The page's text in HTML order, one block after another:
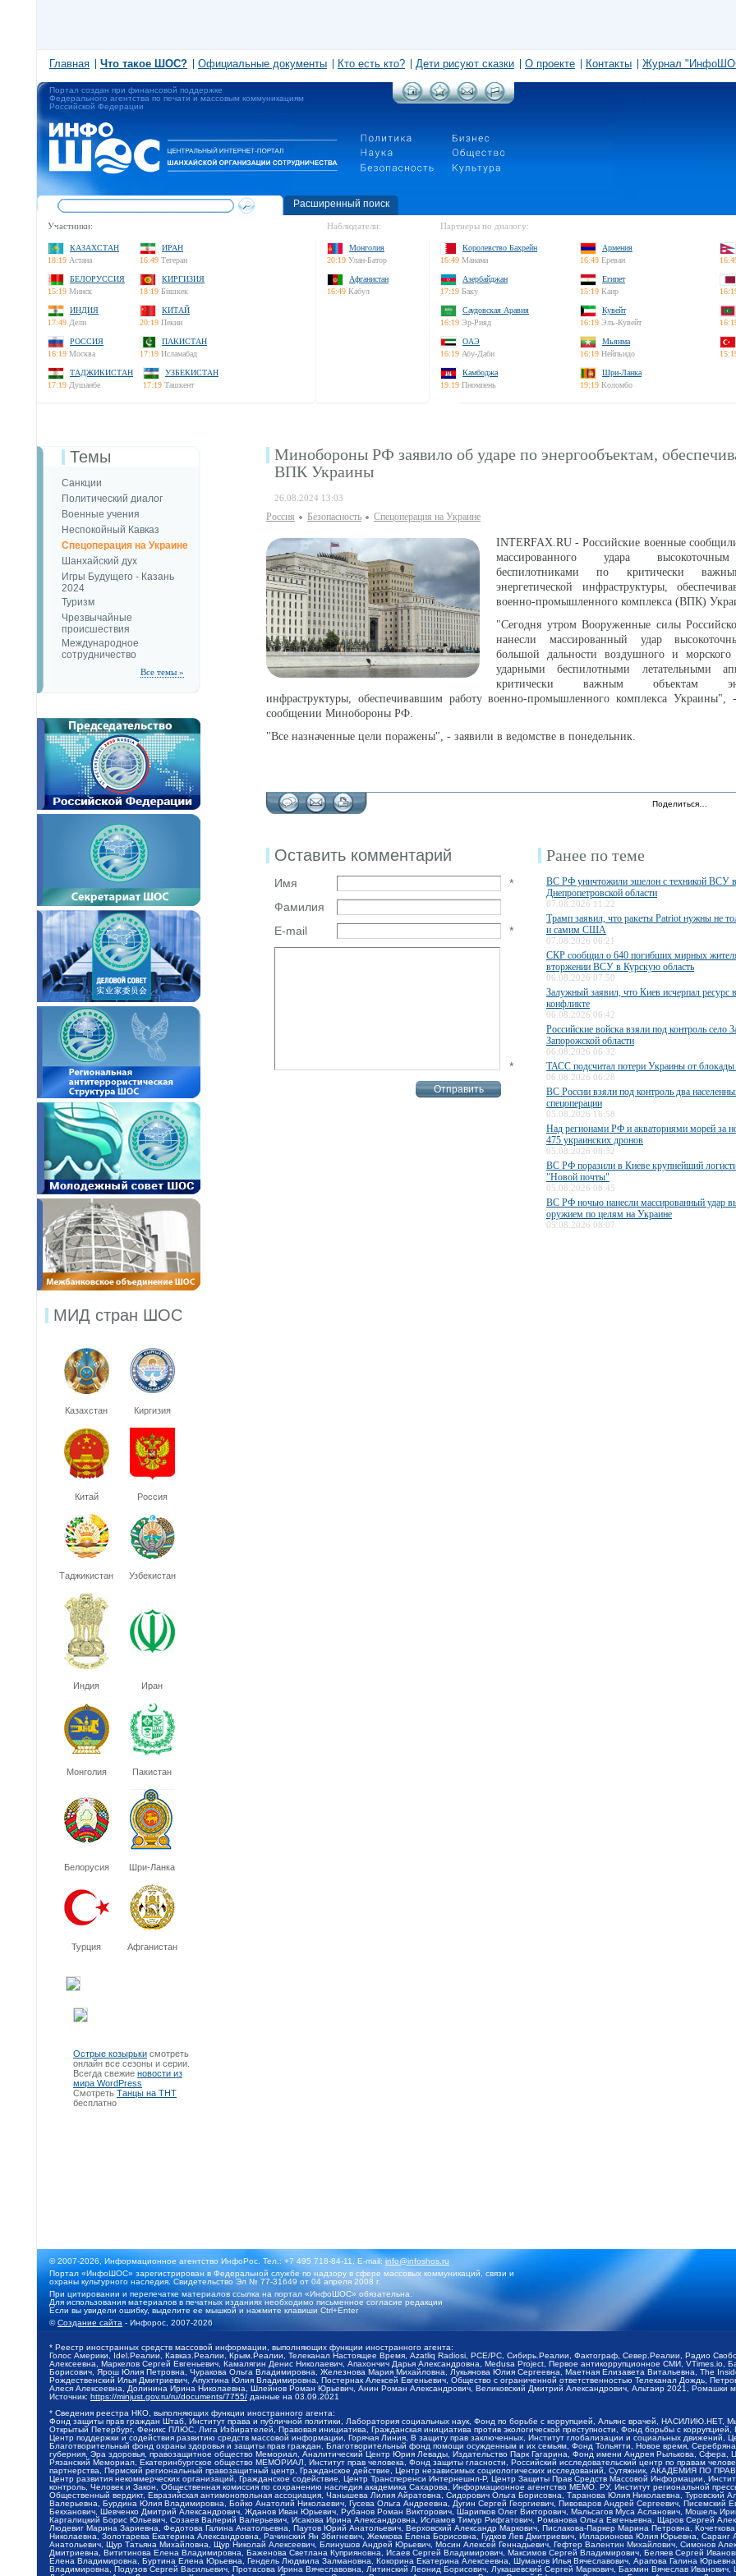
Главная Что такое ШОС? Официальные документы Кто есть кто? Дети рисуют сказки О проекте Контакты Журнал
Портал создан при финансовой поддержке
Федерального агентства по печати и массовым коммуникациям
Российской Федерации
Расширенный поиск
Участники:
КАЗАХСТАН
18:19 Астана
ИРАН
16:49 Тегеран
БЕЛОРУССИЯ
15:19 Минск
КИРГИЗИЯ
18:19 Бишкек
ИНДИЯ
17:49 Дели
КИТАЙ
20:19 Пекин
РОССИЯ
16:19 Москва
ПАКИСТАН
17:19 Исламабад
ТАДЖИКИСТАН
17:19 Душанбе
УЗБЕКИСТАН
17:19 Ташкент
Наблюдатели:
Монголия
20:19 Улан-Батор
Афганистан
16:49 Кабул
Партнеры по диалогу:
Королевство Бахрейн
16:49 Манама
Армения
16:49 Ереван
Азербайджан
17:19 Баку
Египет
15:19 Каир
Саудовская Аравия
16:19 Эр-Рияд
Кувейт
16:19 Эль-Кувейт
ОАЭ
16:19 Абу-Даби
Мьянма
16:19 Нейпьидо
Камбоджа
19:19 Пномпень
Шри-Ланка
19:19 Коломбо
Темы
Санкции
Политический диалог
Военные учения
Неспокойный Кавказ
Спецоперация на Украине
Шанхайский дух
Игры Будущего - Казань
2024
Туризм
Чрезвычайные
происшествия
Международное
сотрудничество
Все темы »
МИД стран ШОС
Казахстан Киргизия
Китай Россия
Таджикистан Узбекистан
Индия Иран
Монголия Пакистан
Белорусия Шри-Ланка
Турция Афганистан
Острые козырьки смотреть
онлайн все сезоны и серии.
Всегда свежие новости из
мира WordPress
Смотреть Танцы на ТНТ
бесплатно
Минобороны РФ заявило об ударе по энергообъектам,
ВПК Украины
26.08.2024 13:03
Россия Безопаcность Спецоперация на Украине
INTERFAX.RU - Российские военные
массированного удара
беспилотниками по критически
энергетической инфраструктуры,
военно-промышленного комплекса (ВПК)
"Сегодня утром Вооруженные силы
нанесли массированный удар
большой дальности воздушного и морского
ударными беспилотными летательными
критически важным объектам
инфраструктуры, обеспечивавшим работу военно-промышленного комплекса Украины",
сообщении Минобороны РФ.
"Все назначенные цели поражены", - заявили в ведомстве в понедельник.
Поделиться…
Оставить комментарий
Имя
*
Фамилия
E-mail
*
*
Ранее по теме
ВС РФ уничтожили эшелон с техникой ВСУ в
Днепропетровской области
07.08.2026 11:22
Трамп заявил, что ракеты Patriot нужны не
и самим США
07.08.2026 06:21
СКР сообщил о 640 погибших мирных
вторжении ВСУ в Курскую область
06.08.2026 07:50
Залужный заявил, что Киев исчерпал ресурс
конфликте
06.08.2026 06:42
Российские войска взяли под контроль село
Запорожской области
06.08.2026 06:32
ТАСС подсчитал потери Украины от блокады
06.08.2026 06:28
ВС России взяли под контроль два
спецоперации
05.08.2026 16:58
Над регионами РФ и акваториями морей за
475 украинских дронов
05.08.2026 08:52
ВС РФ поразили в Киеве крупнейший
"Новой почты"
05.08.2026 08:45
ВС РФ ночью нанесли массированный удар
оружием по целям на Украине
05.08.2026 08:07
© 2007-2026, Информационное агентство ИнфоРос. Тел.: +7 495 718-84-11, E-mail:info@infoshos.ru
Портал «ИнфоШОС» зарегистрирован в Федеральной службе по надзору в сфере массовых коммуникаций, связи и
охраны культурного наследия. Свидетельство Эл № 77-31649 от 04 апреля 2008 г.
При цитировании и перепечатке материалов ссылка на портал «ИнфоШОС» обязательна.
Для использования материалов в печатных изданиях необходимо письменное согласие редакции
Если вы увидели ошибку, выделите ее мышкой и нажмите клавиши Ctrl+Enter
©Создание сайта - Инфорос, 2007-2026
* Реестр иностранных средств массовой информации, выполняющих функции иностранного агента:
Голос Америки, Idel.Реалии, Кавказ.Реалии, Крым.Реалии, Телеканал Настоящее Время, Azatliq Radiosi, PCE/PC, Сибирь.Реалии, Фактограф, Север.Реалии, Радио
Алексеевна, Маркелов Сергей Евгеньевич, Камалягин Денис Николаевич, Апахончич Дарья Александровна, Medusa Project, Первое антикоррупционное СМИ,
Борисович, Ярош Юлия Петровна, Чуракова Ольга Владимировна, Железнова Мария Михайловна, Лукьянова Юлия Сергеевна, Маетная Елизавета Витальевна, The
Рождественский Илья Дмитриевич, Апухтина Юлия Владимировна, Постернак Алексей Евгеньевич, Общество с ограниченной ответственностью Телеканал Дождь,
Алеся Алексеевна, Долинина Ирина Николаевна, Шлейнов Роман Юрьевич, Анин Роман Александрович, Великовский Дмитрий Александрович, Альтаир 2021, Ромашки
Источник: https://minjust.gov.ru/ru/documents/7755/ данные на 03.09.2021
* Сведения реестра НКО, выполняющих функции иностранного агента:
Фонд защиты прав граждан Штаб, Институт права и публичной политики, Лаборатория социальных наук, Фонд по борьбе с коррупцией, Альянс врачей,
Открытый Петербург, Феникс ПЛЮС, Лига Избирателей, Правовая инициатива, Гражданская инициатива против экологической преступности, Фонд борьбы с
Центр поддержки и содействия развитию средств массовой информации, Горячая Линия, В защиту прав заключенных, Институт глобализации и социальных
Благотворительный фонд охраны здоровья и защиты прав граждан, Благотворительный фонд помощи осужденным и их семьям, Фонд Тольятти, Новое время,
губерния, Эра здоровья, правозащитное общество Мемориал, Аналитический Центр Юрия Левады, Издательство Парк Гагарина, Фонд имени Андрея Рылькова,
Рязанский Мемориал, Екатеринбургское общество МЕМОРИАЛ, Институт прав человека, Фонд защиты гласности, Российский исследовательский центр по правам
партнерства, Пермский региональный правозащитный центр, Гражданское действие, Центр независимых социологических исследований, Сутяжник, АКАДЕМИЯ ПО
Центр развития некоммерческих организаций, Гражданское содействие, Центр Трансперенси Интернешнл-Р, Центр Защиты Прав Средств Массовой Информации,
контроль, Человек и Закон, Общественная комиссия по сохранению наследия академика Сахарова, Информационное агентство МЕМО. РУ, Институт региональной
Общественный вердикт, Евразийская антимонопольная ассоциация, Чанышева Лилия Айратовна, Сидорович Ольга Борисовна, Таранова Юлия Николаевна, Туровский
Валерьевна, Бурдина Юлия Владимировна, Бойко Анатолий Николаевич, Гусева Ольга Андреевна, Дугин Сергей Георгиевич, Пивоваров Андрей Сергеевич, Писемский
Бекханович, Шевченко Дмитрий Александрович, Жданов Иван Юрьевич, Рубанов Роман Викторович, Шарипков Олег Викторович, Мальсагов Муса Асланович, Мошель
Каргалицкий Борис Юльевич, Созаев Валерий Валерьевич, Исакова Ирина Александровна, Исламов Тимур Рифгатович, Романова Ольга Евгеньевна, Щаров Сергей
Людевиг Марина Зариевна, Федотова Галина Анатольевна, Паутов Юрий Анатольевич, Верховский Александр Маркович, Пислакова-Паркер Марина Петровна,
Николаевна, Золотарева Екатерина Александровна, Рачинский Ян Збигневич, Жемкова Елена Борисовна, Гудков Лев Дмитриевич, Илларионова Юлия Юрьевна,
Анатольевич, Щур Татьяна Михайловна, Щур Николай Алексеевич, Блинушов Андрей Юрьевич, Мосин Алексей Геннадьевич, Гефтер Валентин Михайлович, Симонов
Дмитриевна, Вититинова Елена Владимировна, Баженова Светлана Куприяновна, Исаев Сергей Владимирович, Максимов Сергей Владимирович, Беляев Сергей
Елена Владимировна, Буртина Елена Юрьевна, Гендель Людмила Залмановна, Кокорина Екатерина Алексеевна, Шуманов Илья Вячеславович, Арапова Галина
Владимировна, Подузов Сергей Васильевич, Протасова Ирина Вячеславовна, Литинский Леонид Борисович, Лукашевский Сергей Маркович, Бахмин Вячеслав